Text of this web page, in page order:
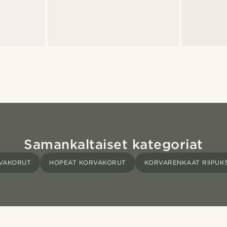
Samankaltaiset kategoriat
HOPEAT KORVAKORUT KORVARENKAAT